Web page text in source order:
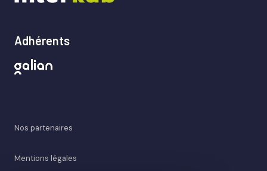
Adhérents
Nos partenaires
Mentions légales